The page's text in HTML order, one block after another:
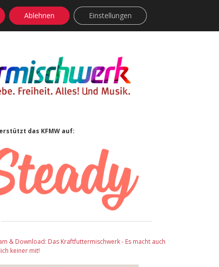
facebook
instagram
rss soundcloud
vimeoBluesky
das KFMW auf:
& Download: Das Kraftfuttermischwerk - Es macht auch
keiner mit!
Ablehnen Einstellungen